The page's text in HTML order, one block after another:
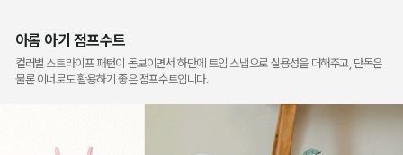
아롬 아기 점프수트
컬러별 스트라이프 패턴이 돋보이면서 하단에 트임 스냅으로 실용성을 더해주고, 단독은
물론 이너로도 활용하기 좋은 점프수트입니다.